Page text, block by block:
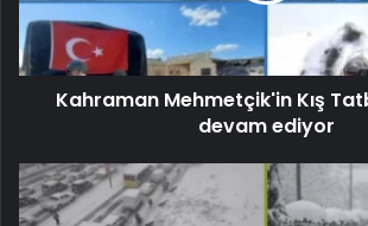
Kahraman Mehmetçik'in Kış
devam ediyor